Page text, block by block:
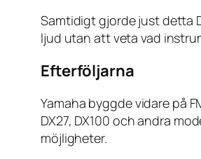
Samtidigt gjorde just detta
ljud utan att veta vad
Efterföljarna
Yamaha byggde vidare på
DX27, DX100 och andra
möjligheter.